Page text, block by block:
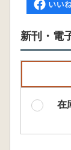
新刊・電
在